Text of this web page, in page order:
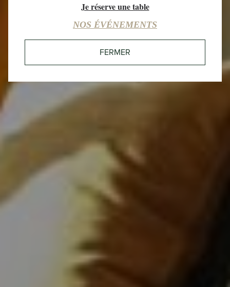
12:30
27°C
COUVERT
Je réserve une table
NOS ÉVÉNEMENTS
FERMER